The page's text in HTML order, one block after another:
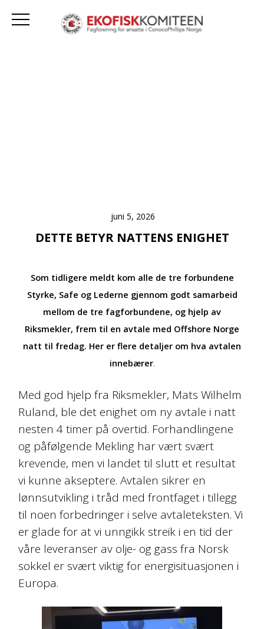
juni 5, 2026
DETTE BETYR NATTENS ENIGHET
Som tidligere meldt kom alle de tre forbundene
Styrke, Safe og Lederne gjennom godt samarbeid
mellom de tre fagforbundene, og hjelp av
Riksmekler, frem til en avtale med Offshore Norge
natt til fredag. Her er flere detaljer om hva avtalen
innebærer.
Med god hjelp fra Riksmekler, Mats Wilhelm
Ruland, ble det enighet om ny avtale i natt
nesten 4 timer på overtid. Forhandlingene
og påfølgende Mekling har vært svært
krevende, men vi landet til slutt et resultat
vi kunne akseptere. Avtalen sikrer en
lønnsutvikling i tråd med frontfaget i tillegg
til noen forbedringer i selve avtaleteksten. Vi
er glade for at vi unngikk streik i en tid der
våre leveranser av olje- og gass fra Norsk
sokkel er svært viktig for energisituasjonen i
Europa.